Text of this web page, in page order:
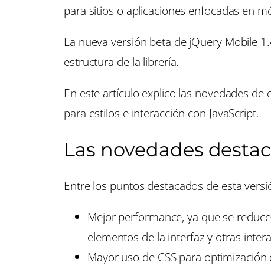
para sitios o aplicaciones enfocadas en
La nueva versión beta de jQuery Mobile
estructura de la librería.
En este artículo explico las novedades
para estilos e interacción con JavaScript.
Las novedades
Entre los puntos destacados de esta
Mejor performance, ya que se
elementos de la interfaz y otras
Mayor uso de CSS para